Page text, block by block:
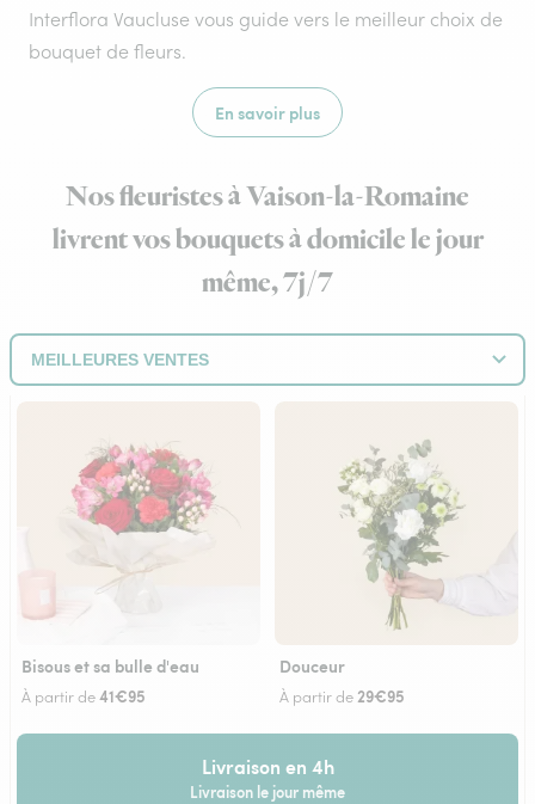
Interflora Vaucluse vous guide vers le meilleur choix de
bouquet de fleurs.
En savoir plus
Nos fleuristes à Vaison-la-Romaine
livrent vos bouquets à domicile le jour
même, 7j/7
Bisous et sa bulle d'eau
À partir de41€95
Douceur
À partir de29€95
Livraison en 4h
Livraison le jour même